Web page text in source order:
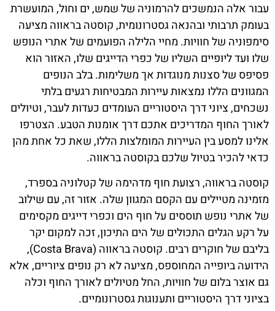
עבור אלה הנמשכים להרמוניה של שמש, ים וחול, המועשרת
בעומק תרבותי ובהנאה גסטרונומית, קוסטה בראווה מציעה
סימפוניה של חוויות. מחיי הלילה הפועמים של אתרי הנופש
שלו ועד ליופיים השליו של כפרי הדייגים שלו, האזור הוא
פסיפס של סצנות מנוגדות אך משלימות. בלב הנופים
המגוונים הללו נמצאות עיירות המבטיחות רגעים בלתי
נשכחים, ציוני דרך היסטוריים העומדים כעדות לעבר, וטיולים
לאורך החוף המדריכים אתכם דרך אומנות הטבע. הצטרפו
אלינו למסע בין העיירות המומלצות הללו, שאת כל אחת מהן
כדאי להכיר בטיול שלכם בקוסטה בראווה.
קוסטה בראווה, רצועת חוף מדהימה של קטלוניה בספרד,
מזמינה מטיילים עם הקסם המגוון שלה. אזור זה, עם שילוב
של אתרי נופש תוססים על חוף הים וכפרי דייגים מקסימים
על רקע הגלים התכולים של הים התיכון, זכה למקום יקר
בליבם של חוקרים רבים. קוסטה בראווה (Costa Brava),
הידועה ביופייה המחוספס, מציעה לא רק נופים ציוריים, אלא
גם אוצר בלום של חוויות, החל מטיולים לאורך החוף וכלה
בציוני דרך היסטוריים ותענוגות גסטרונומיים.